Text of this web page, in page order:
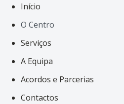
Início
O Centro
Serviços
A Equipa
Acordos e Parcerias
Contactos